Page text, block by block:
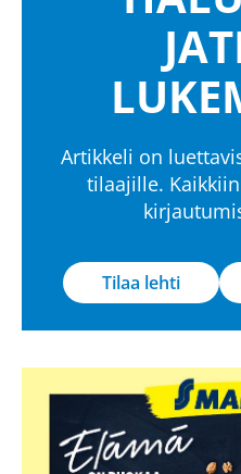
Artikkeli on
tilaajille.
Tilaa lehti